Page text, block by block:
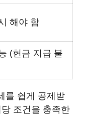
해야 함
(현금 지급 불
를 쉽게 공제받
조건을 충족한